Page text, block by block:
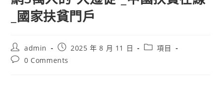
_國家扶貧門戶
Post
author:
admin
Post
published:
2025 年 8 月 11 日
Post項目
Post0 Comments